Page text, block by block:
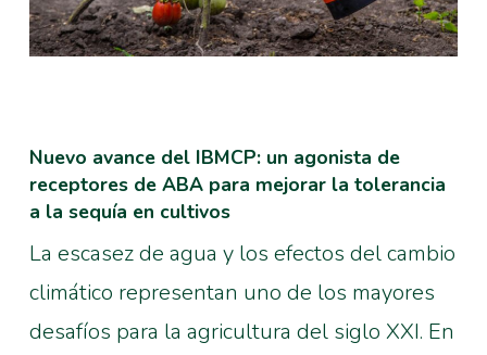
Nuevo avance del IBMCP: un agonista de
receptores de ABA para mejorar la tolerancia
a la sequía en cultivos
La escasez de agua y los efectos del cambio
climático representan uno de los mayores
desafíos para la agricultura del siglo XXI. En